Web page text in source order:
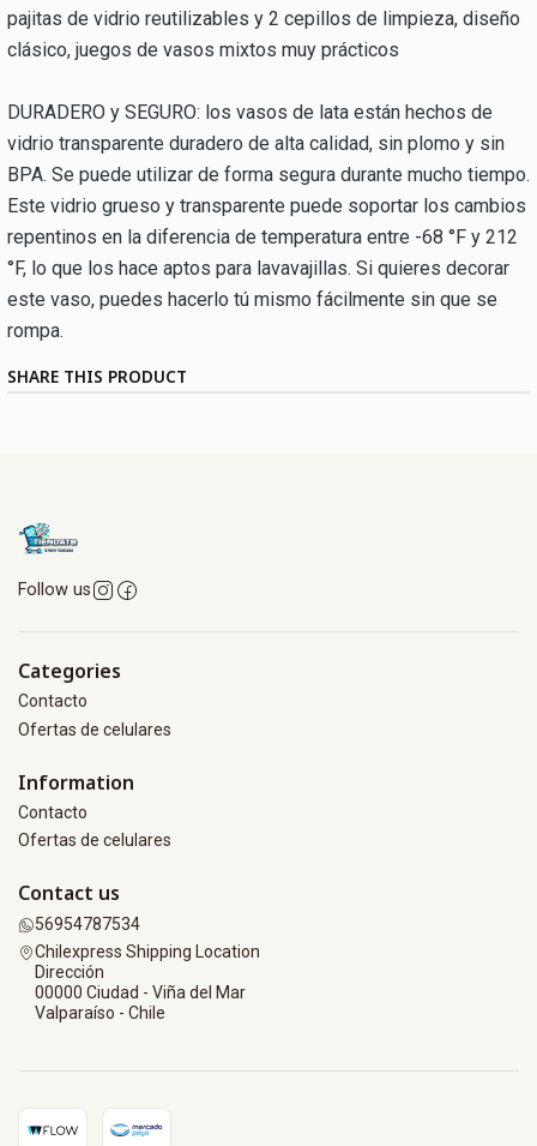
pajitas de vidrio reutilizables y 2 cepillos de limpieza, diseño
clásico, juegos de vasos mixtos muy prácticos
DURADERO y SEGURO: los vasos de lata están hechos de
vidrio transparente duradero de alta calidad, sin plomo y sin
BPA. Se puede utilizar de forma segura durante mucho tiempo.
Este vidrio grueso y transparente puede soportar los cambios
repentinos en la diferencia de temperatura entre -68 °F y 212
°F, lo que los hace aptos para lavavajillas. Si quieres decorar
este vaso, puedes hacerlo tú mismo fácilmente sin que se
rompa.
SHARE THIS PRODUCT
Follow us
Categories
Contacto
Ofertas de celulares
Information
Contacto
Ofertas de celulares
Contact us
56954787534
Chilexpress Shipping Location
Dirección
00000 Ciudad - Viña del Mar
Valparaíso - Chile